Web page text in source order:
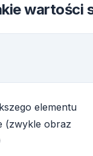
wartości
elementu
(zwykle obraz